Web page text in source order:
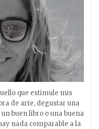
que estimule mis
de arte, degustar una
buen libro o una buena
nada comparable a la